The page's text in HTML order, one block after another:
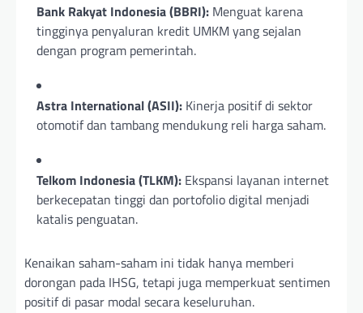
Bank Rakyat Indonesia (BBRI): Menguat karena
tingginya penyaluran kredit UMKM yang sejalan
dengan program pemerintah.
Astra International (ASII): Kinerja positif di sektor
otomotif dan tambang mendukung reli harga saham.
Telkom Indonesia (TLKM): Ekspansi layanan internet
berkecepatan tinggi dan portofolio digital menjadi
katalis penguatan.
Kenaikan saham-saham ini tidak hanya memberi
dorongan pada IHSG, tetapi juga memperkuat sentimen
positif di pasar modal secara keseluruhan.